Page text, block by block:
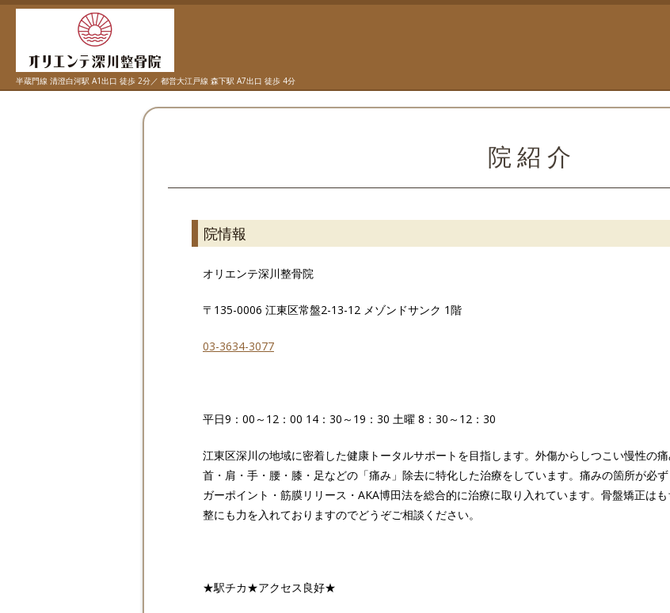
半蔵門線 清澄白河駅 A1出口 徒歩 2分／ 都営大江戸線 森下駅 A7出口 徒歩 4分
院紹介
院情報
オリエンテ深川整骨院
〒135-0006 江東区常盤2-13-12 メゾンドサンク 1階
03-3634-3077
平日9：00～12：00 14：30～19：30 土曜 8：30～12：30
江東区深川の地域に密着した健康トータルサポートを目指します。外傷からしつこい慢性の痛
首・肩・手・腰・膝・足などの「痛み」除去に特化した治療をしています。痛みの箇所が必
ガーポイント・筋膜リリース・AKA博田法を総合的に治療に取り入れています。骨盤矯正は
整にも力を入れておりますのでどうぞご相談ください。
★駅チカ★アクセス良好★